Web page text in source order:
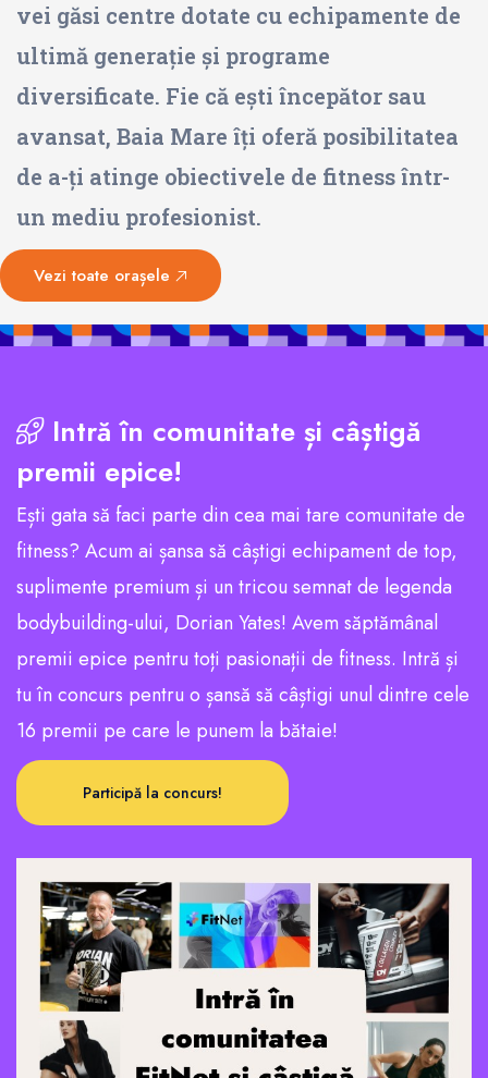
vei găsi centre dotate cu echipamente de
ultimă generație și programe
diversificate. Fie că ești începător sau
avansat, Baia Mare îți oferă posibilitatea
de a-ți atinge obiectivele de fitness într-
un mediu profesionist.
Vezi toate orașele
Intră în comunitate și câștigă
premii epice!
Ești gata să faci parte din cea mai tare comunitate de
fitness? Acum ai șansa să câștigi echipament de top,
suplimente premium și un tricou semnat de legenda
bodybuilding-ului, Dorian Yates! Avem săptămânal
premii epice pentru toți pasionații de fitness. Intră și
tu în concurs pentru o șansă să câștigi unul dintre cele
16 premii pe care le punem la bătaie!
Participă la concurs!